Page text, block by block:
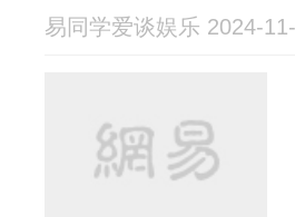
易同学爱谈娱乐 2024-